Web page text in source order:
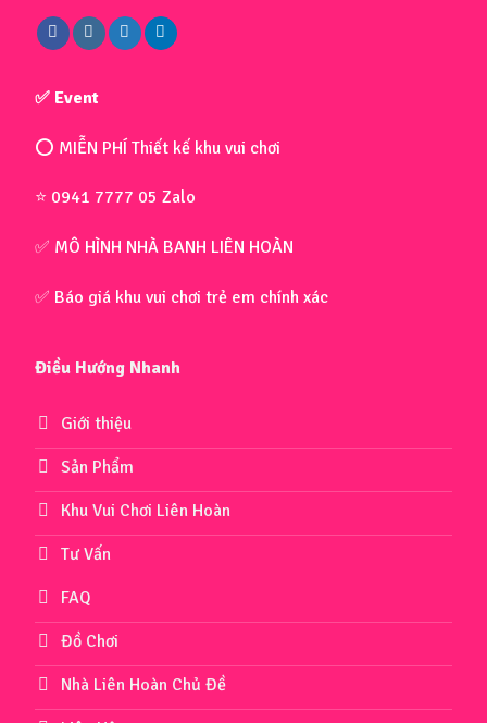
✅ Event
⭕ MIỄN PHÍ Thiết kế khu vui chơi
⭐ 0941 7777 05 Zalo
✅ MÔ HÌNH NHÀ BANH LIÊN HOÀN
✅ Báo giá khu vui chơi trẻ em chính xác
Điều Hướng Nhanh
Giới thiệu
Sản Phẩm
Khu Vui Chơi Liên Hoàn
Tư Vấn
FAQ
Đồ Chơi
Nhà Liên Hoàn Chủ Đề